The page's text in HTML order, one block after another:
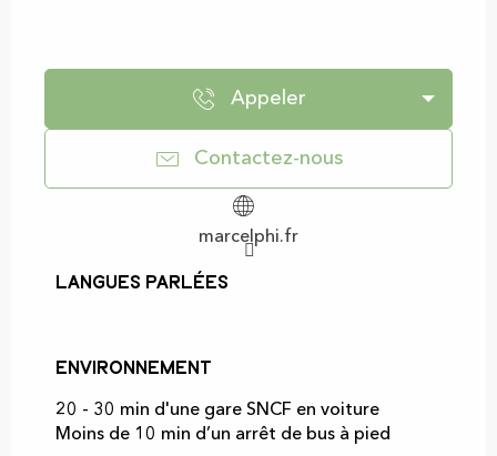
Appeler
Contactez-nous
marcelphi.fr
Langues parlées
Langues parlées
Environnement
Environnement
20 - 30 min d'une gare SNCF en voiture
Moins de 10 min d’un arrêt de bus à pied